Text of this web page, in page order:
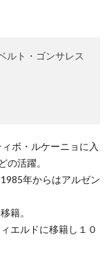
ルト・ゴンサレス
ボ・ルケーニョに入
の活躍。
年からはアルゼン
籍。
エルドに移籍し１０